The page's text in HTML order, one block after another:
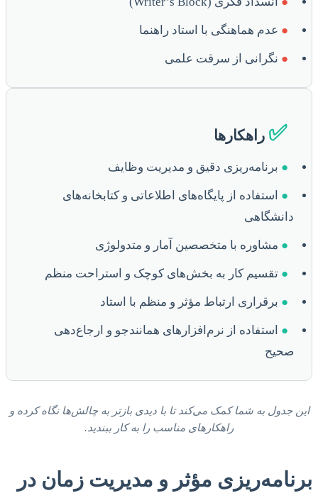
● عدم هماهنگی با استاد راهنما
● نگرانی از سرقت علمی
✅ راهکارها
● برنامه‌ریزی دقیق و مدیریت وظایف
● استفاده از پایگاه‌های اطلاعاتی و کتابخانه‌های
دانشگاهی
● مشاوره با متخصصین آمار و متدولوژی
● تقسیم کار به بخش‌های کوچک و استراحت منظم
● برقراری ارتباط مؤثر و منظم با استاد
● استفاده از نرم‌افزارهای همانندجو و ارجاع‌دهی
صحیح
این جدول به شما کمک می‌کند تا با دیدی بازتر به چالش‌ها نگاه کرده و
راهکارهای مناسب را به کار ببندید.
برنامه‌ریزی مؤثر و مدیریت زمان در